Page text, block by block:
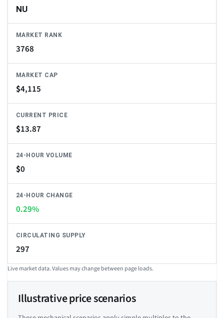
NU
MARKET RANK
3768
MARKET CAP
$4,115
CURRENT PRICE
$13.87
24-HOUR VOLUME
$0
24-HOUR CHANGE
0.29%
CIRCULATING SUPPLY
297
Live market data. Values may change between page loads.
Illustrative price scenarios